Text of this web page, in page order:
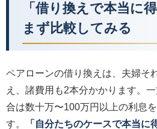
「借り換えで本当に
まず比較してみる
ペアローンの借り換えは、夫婦そ
え、諸費用も2本分かかります。
合は数十万〜100万円以上の利息
す。
「自分たちのケースで本当に